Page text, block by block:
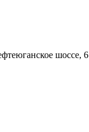
шоссе, 6